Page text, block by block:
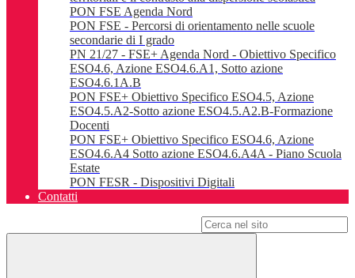
PON FSE Agenda Nord
PON FSE - Percorsi di orientamento nelle scuole
secondarie di I grado
PN 21/27 - FSE+ Agenda Nord - Obiettivo Specifico
ESO4.6, Azione ESO4.6.A1, Sotto azione
ESO4.6.1A.B
PON FSE+ Obiettivo Specifico ESO4.5, Azione
ESO4.5.A2-Sotto azione ESO4.5.A2.B-Formazione
Docenti
PON FSE+ Obiettivo Specifico ESO4.6, Azione
ESO4.6.A4 Sotto azione ESO4.6.A4A - Piano Scuola
Estate
PON FESR - Dispositivi Digitali
Contatti